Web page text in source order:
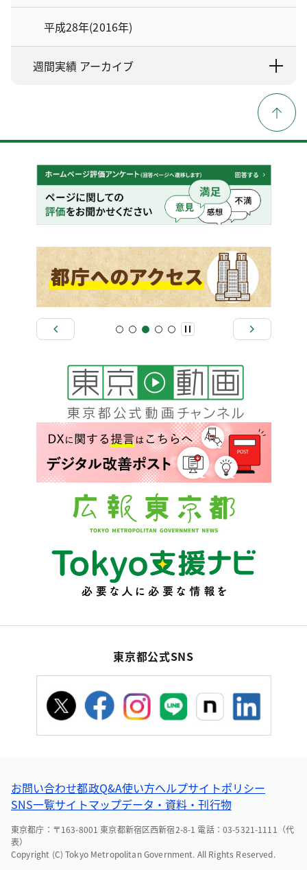
平成28年(2016年)
週間実績 アーカイブ
東京都公式SNS
お問い合わせ都政Q&A使い方ヘルプサイトポリシー
SNS一覧サイトマップデータ・資料・刊行物
東京都庁：〒163-8001 東京都新宿区西新宿2-8-1 電話：03-5321-1111（代
表）
Copyright (C) Tokyo Metropolitan Government. All Rights Reserved.